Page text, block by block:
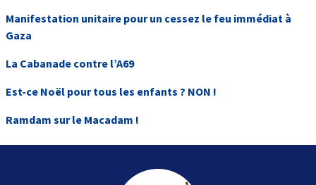
Manifestation unitaire pour un cessez le feu immédiat à
Gaza
La Cabanade contre l’A69
Est-ce Noël pour tous les enfants ? NON !
Ramdam sur le Macadam !